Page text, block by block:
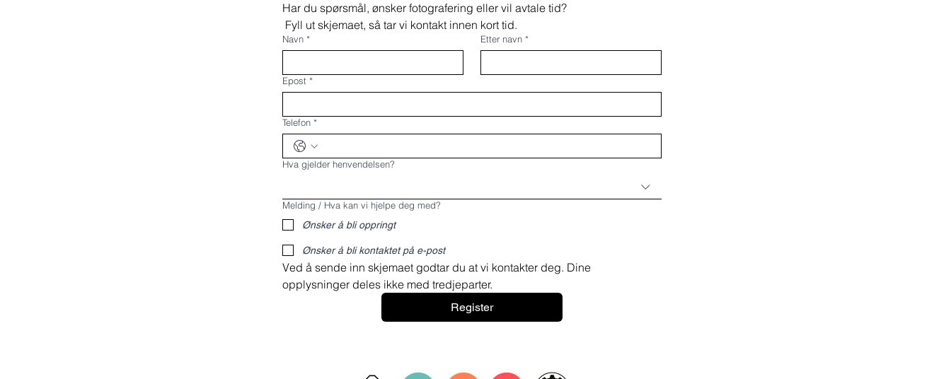
Har du spørsmål, ønsker fotografering eller vil avtale tid?
Fyll ut skjemaet, så tar vi kontakt innen kort tid.
Navn * Etter navn *
Epost *
Telefon *
Hva gjelder henvendelsen?
Melding / Hva kan vi hjelpe deg med?
Ønsker å bli oppringt
Ønsker å bli kontaktet på e-post
Ved å sende inn skjemaet godtar du at vi kontakter deg. Dine
opplysninger deles ikke med tredjeparter.
Register